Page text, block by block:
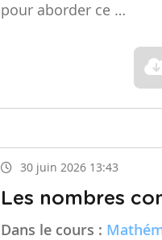
pour aborder ce …
30 juin 2026 13:43
Les nombres
Dans le cours :